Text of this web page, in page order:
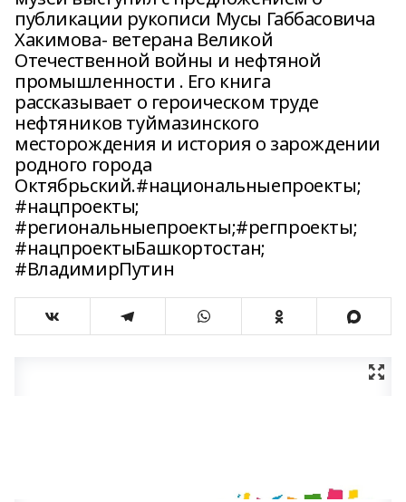
публикации рукописи Мусы Габбасовича
Хакимова- ветерана Великой
Отечественной войны и нефтяной
промышленности . Его книга
рассказывает о героическом труде
нефтяников туймазинского
месторождения и история о зарождении
родного города
Октябрьский.#национальныепроекты;
#нацпроекты;
#региональныепроекты;#регпроекты;
#нацпроектыБашкортостан;
#ВладимирПутин